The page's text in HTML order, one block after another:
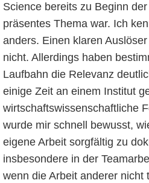
Science bereits zu Beginn
präsentes Thema war. Ich
anders. Einen klaren
nicht. Allerdings haben
Laufbahn die Relevanz
einige Zeit an einem Institut
wirtschaftswissenschaftliche
wurde mir schnell bewusst,
eigene Arbeit sorgfältig zu
insbesondere in der
wenn die Arbeit anderer nicht